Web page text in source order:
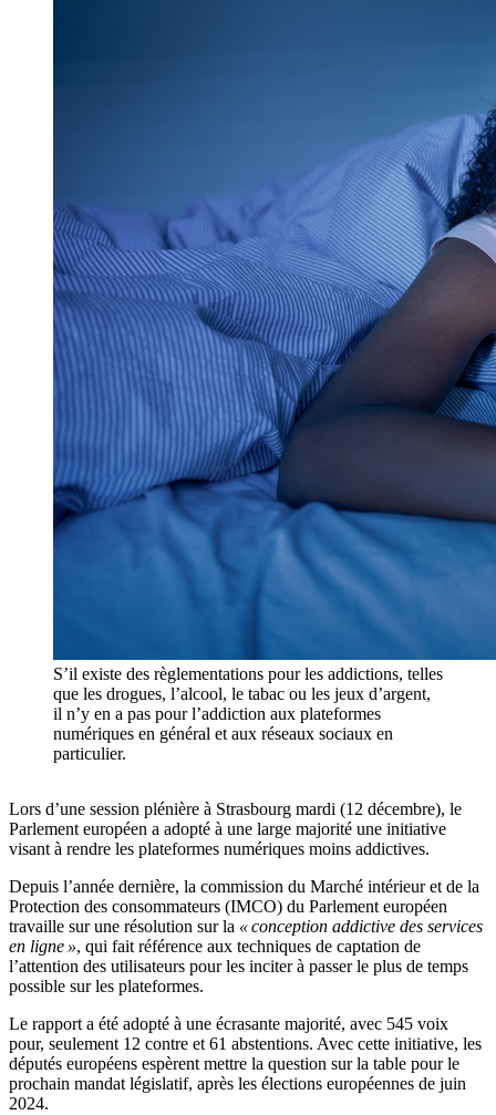
S’il existe des règlementations pour les addictions, telles
que les drogues, l’alcool, le tabac ou les jeux d’argent,
il n’y en a pas pour l’addiction aux plateformes
numériques en général et aux réseaux sociaux en
particulier.
Lors d’une session plénière à Strasbourg mardi (12 décembre), le
Parlement européen a adopté à une large majorité une initiative
visant à rendre les plateformes numériques moins addictives.
Depuis l’année dernière, la commission du Marché intérieur et de la
Protection des consommateurs (IMCO) du Parlement européen
travaille sur une résolution sur la « conception addictive des services
en ligne », qui fait référence aux techniques de captation de
l’attention des utilisateurs pour les inciter à passer le plus de temps
possible sur les plateformes.
Le rapport a été adopté à une écrasante majorité, avec 545 voix
pour, seulement 12 contre et 61 abstentions. Avec cette initiative, les
députés européens espèrent mettre la question sur la table pour le
prochain mandat législatif, après les élections européennes de juin
2024.